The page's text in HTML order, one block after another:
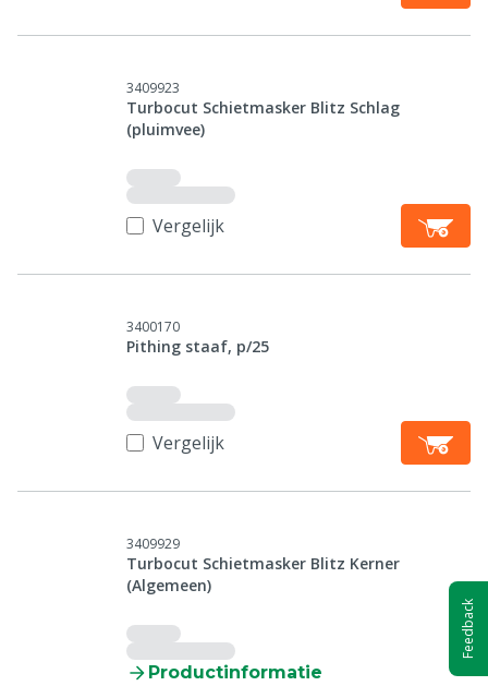
3409923
Turbocut Schietmasker Blitz Schlag
(pluimvee)
Vergelijk
3400170
Pithing staaf, p/25
Vergelijk
3409929
Turbocut Schietmasker Blitz Kerner
(Algemeen)
Productinformatie
Feedback